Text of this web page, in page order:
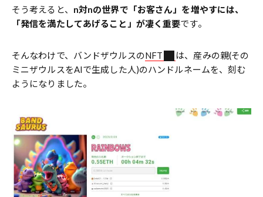
そう考えると、 n対nの世界で「お客さん」を増やすには、
「発信を満たしてあげること」が凄く重要です。
そんなわけで、バンドザウルスのNFT
は、産みの親(その
ミニザウルスをAIで生成した人)のハンドルネームを、刻む
ようになりました。